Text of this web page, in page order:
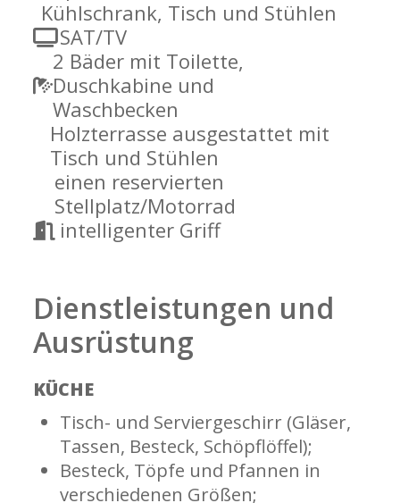
Kühlschrank, Tisch und Stühlen
SAT/TV
2 Bäder mit Toilette,
Duschkabine und
Waschbecken
Holzterrasse ausgestattet mit
Tisch und Stühlen
einen reservierten
Stellplatz/Motorrad
intelligenter Griff
Dienstleistungen und
Ausrüstung
KÜCHE
Tisch- und Serviergeschirr (Gläser,
Tassen, Besteck, Schöpflöffel);
Besteck, Töpfe und Pfannen in
verschiedenen Größen;